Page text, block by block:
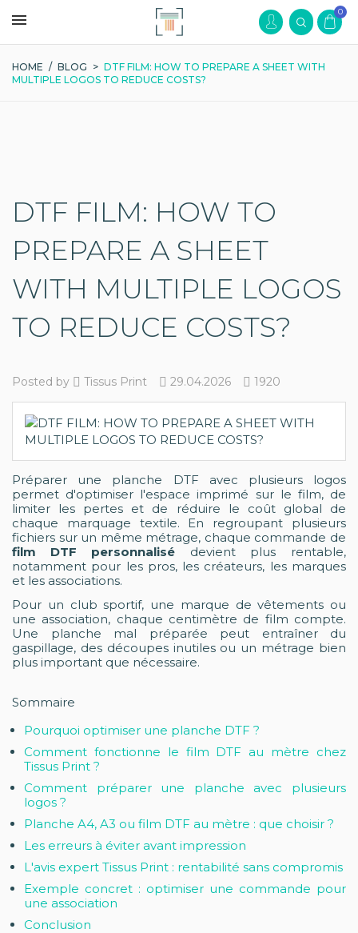
0
HOME / BLOG > DTF FILM: HOW TO PREPARE A SHEET WITH
MULTIPLE LOGOS TO REDUCE COSTS?
DTF FILM: HOW TO
PREPARE A SHEET
WITH MULTIPLE LOGOS
TO REDUCE COSTS?
Posted by Tissus Print 29.04.2026 1920
Préparer une planche DTF avec plusieurs logos
permet d'optimiser l'espace imprimé sur le film, de
limiter les pertes et de réduire le coût global de
chaque marquage textile. En regroupant plusieurs
fichiers sur un même métrage, chaque commande de
film DTF personnalisé devient plus rentable,
notamment pour les pros, les créateurs, les marques
et les associations.
Pour un club sportif, une marque de vêtements ou
une association, chaque centimètre de film compte.
Une planche mal préparée peut entraîner du
gaspillage, des découpes inutiles ou un métrage bien
plus important que nécessaire.
Sommaire
Pourquoi optimiser une planche DTF ?
Comment fonctionne le film DTF au mètre chez
Tissus Print ?
Comment préparer une planche avec plusieurs
logos ?
Planche A4, A3 ou film DTF au mètre : que choisir ?
Les erreurs à éviter avant impression
L'avis expert Tissus Print : rentabilité sans compromis
Exemple concret : optimiser une commande pour
une association
Conclusion